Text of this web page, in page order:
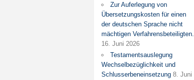
Zur Auferlegung von
Übersetzungskosten für einen
der deutschen Sprache nicht
mächtigen Verfahrensbeteiligten.
16. Juni 2026
Testamentsauslegung
Wechselbezüglichkeit und
Schlusserbeneinsetzung 8. Juni